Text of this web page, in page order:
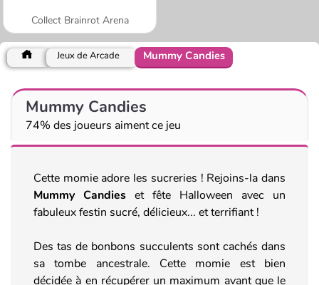
Collect Brainrot Arena
Jeux de Arcade Mummy Candies
Mummy Candies
74% des joueurs aiment ce jeu
Cette momie adore les sucreries ! Rejoins-la dans
Mummy Candies et fête Halloween avec un
fabuleux festin sucré, délicieux... et terrifiant !
Des tas de bonbons succulents sont cachés dans
sa tombe ancestrale. Cette momie est bien
décidée à en récupérer un maximum avant que le